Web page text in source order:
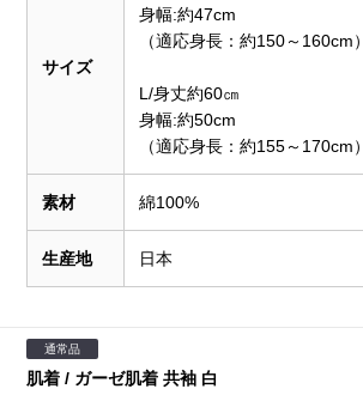
サイズ
身幅:約47cm
（適応身長：約150～160cm）
L/身丈約60㎝
身幅:約50cm
（適応身長：約155～170cm）
素材 綿100%
生産地 日本
通常品
肌着 / ガーゼ肌着 共袖 白